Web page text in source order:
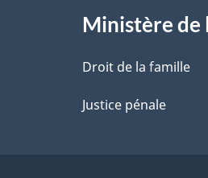
l
a
p
Ministère de
Droit de la famille
Justice pénale